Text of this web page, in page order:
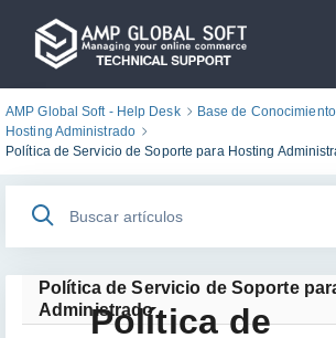
contenido
AMP Global Soft - Help Desk
AMP Global Soft - Help Desk Base de
Hosting Administrado
Política de Servicio de Soporte para Hosting
Política de Servicio de Soporte
Administrado
Política de